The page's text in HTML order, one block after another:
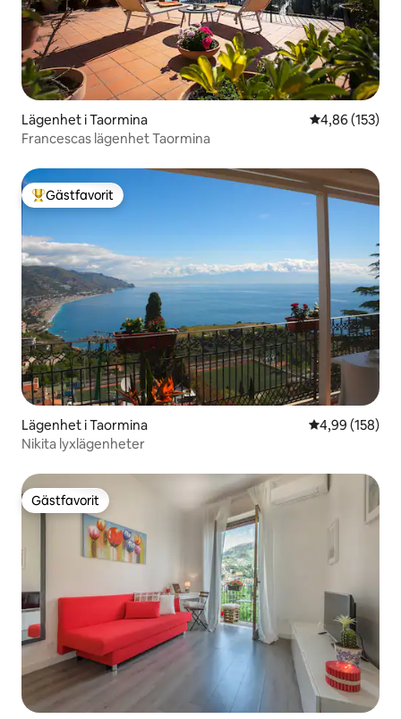
Lägenhet i Taormina 4,86 av 5 i
4,86 (153)
Francescas lägenhet Taormina
Populär gästfavorit
Gästfavorit
Lägenhet i Taormina 4,99 av 5 i
4,99 (158)
Nikita lyxlägenheter
Gästfavorit
Gästfavorit